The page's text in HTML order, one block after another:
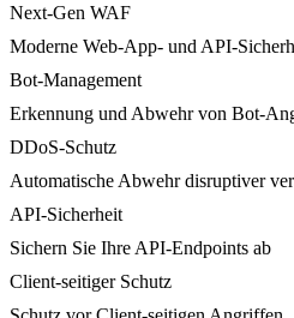
Next-Gen WAF
Moderne Web-App- und API-
Bot-Management
Erkennung und Abwehr von Bot-
DDoS-Schutz
Automatische Abwehr disruptiver
API-Sicherheit
Sichern Sie Ihre API-Endpoints ab
Client-seitiger Schutz